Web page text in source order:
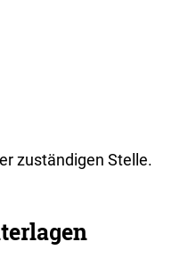
zuständigen Stelle.